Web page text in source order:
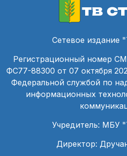
тв
Сетевое издание
Регистрационный номер
ФС77-88300 от 07 октября
Федеральной службой по
информационных
Учредитель: МБУ
Директор: